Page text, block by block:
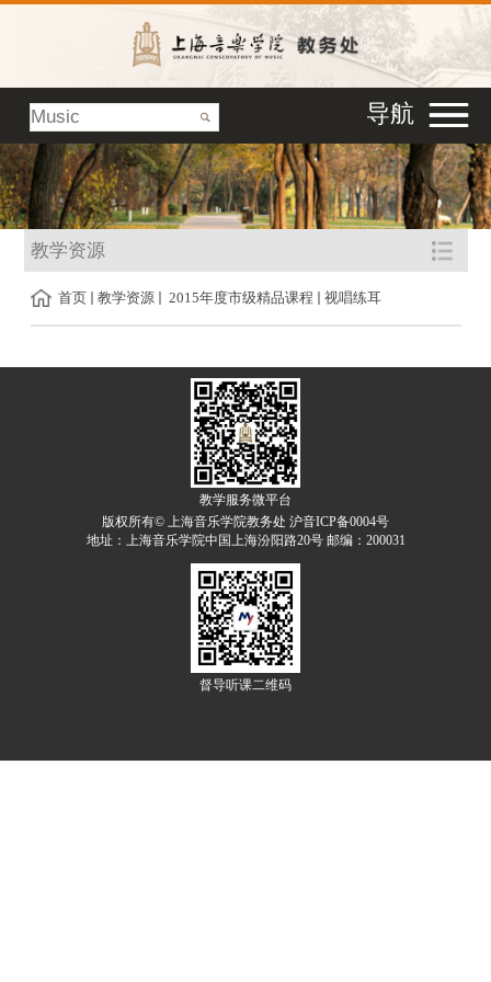
导航
教学资源
首页 教学资源 2015年度市级精品课程 视唱练耳
教学服务微平台
版权所有© 上海音乐学院教务处 沪音ICP备0004号
地址：上海音乐学院中国上海汾阳路20号 邮编：200031
督导听课二维码